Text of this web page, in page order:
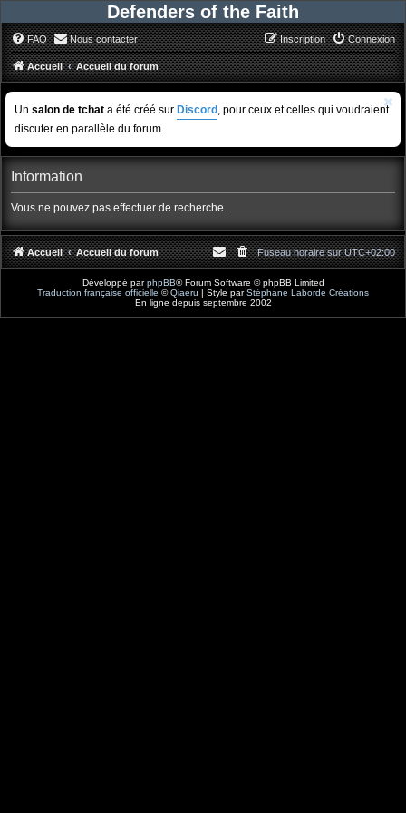
Defenders of the Faith
FAQ Nous contacter Connexion
Inscription
Accueil Accueil du forum
Un salon de tchat a été créé sur Discord , pour ceux et celles qui voudraient
discuter en parallèle du forum.
Information
Vous ne pouvez pas effectuer de recherche.
Accueil Accueil du forum Fuseau horaire surUTC+02:00
Développé parphpBB® Forum Software © phpBB Limited
Traduction française officielle ©Qiaeru | Style parStéphane Laborde Créations
En ligne depuis septembre 2002